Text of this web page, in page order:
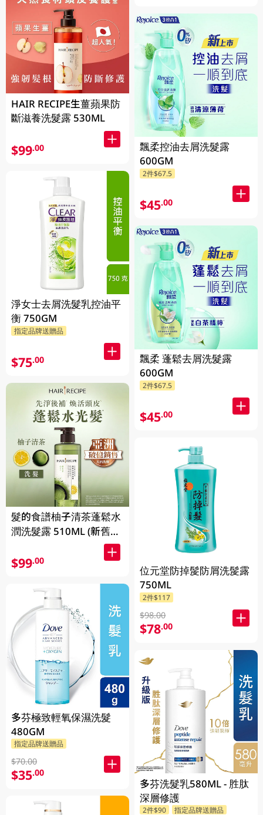
HAIR RECIPE生薑蘋果防
斷滋養洗髮露 530ML
$99.00
淨女士去屑洗髮乳控油平
衡 750GM
指定品牌送贈品
$75.00
髮的食譜柚子清茶蓬鬆水
潤洗髮露 510ML (新舊包
$99.00
多芬極致輕氧保濕洗髮
480GM
指定品牌送贈品
$70.00
$35.00
飄柔控油去屑洗髮露
600GM
2件$67.5
$45.00
飄柔 蓬鬆去屑洗髮露
600GM
2件$67.5
$45.00
位元堂防掉髲防屑洗髲露
750ML
2件$117
$98.00
$78.00
多芬洗髮乳580ML - 胜肽
深層修護
2件$90 指定品牌送贈品